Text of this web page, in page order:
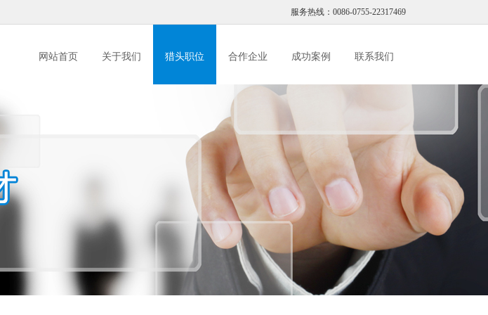
服务热线：0086-0755-22317469
网站首页 关于我们 猎头职位 合作企业 成功案例 联系我们